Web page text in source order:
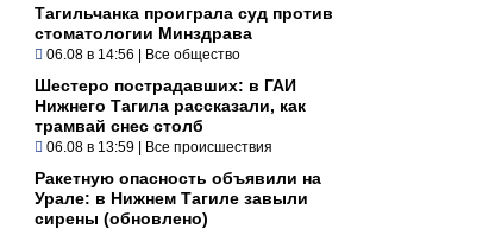
Тагильчанка проиграла суд против
стоматологии Минздрава
06.08 в 14:56 | Все общество
Шестеро пострадавших: в ГАИ
Нижнего Тагила рассказали, как
трамвай снес столб
06.08 в 13:59 | Все происшествия
Ракетную опасность объявили на
Урале: в Нижнем Тагиле завыли
сирены (обновлено)